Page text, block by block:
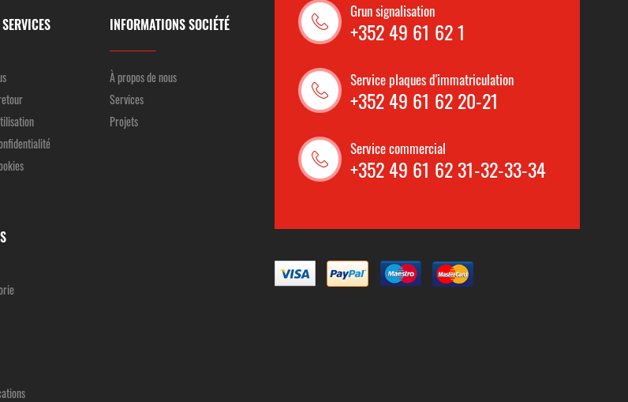
INFORMATIONS SOCIÉTÉ
À propos de nous
Services
Projets
Grun signalisation
+352 49 61 62 1
Service plaques d'immatriculation
+352 49 61 62 20-21
Service commercial
+352 49 61 62 31-32-33-34